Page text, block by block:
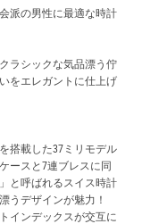
派の男性に最適な時計
ラシックな気品漂う佇
をエレガントに仕上げ
搭載した37ミリモデル
ースと7連ブレスに同
と呼ばれるスイス時計
うデザインが魅力！
インデックスが交互に